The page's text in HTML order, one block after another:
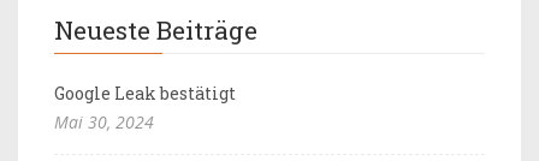
Neueste Beiträge
Google Leak bestätigt
Mai 30, 2024